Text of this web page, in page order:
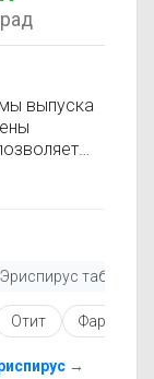
выпуска
с
и
вы
с
Эриспирус таблетки
Отит Фарингит
→